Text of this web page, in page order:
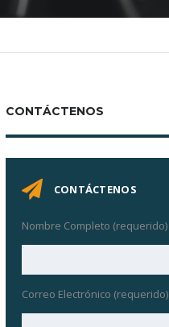
CONTÁCTENOS
CONTÁCTENOS
Nombre Completo (requerido)
Correo Electrónico (requerido)